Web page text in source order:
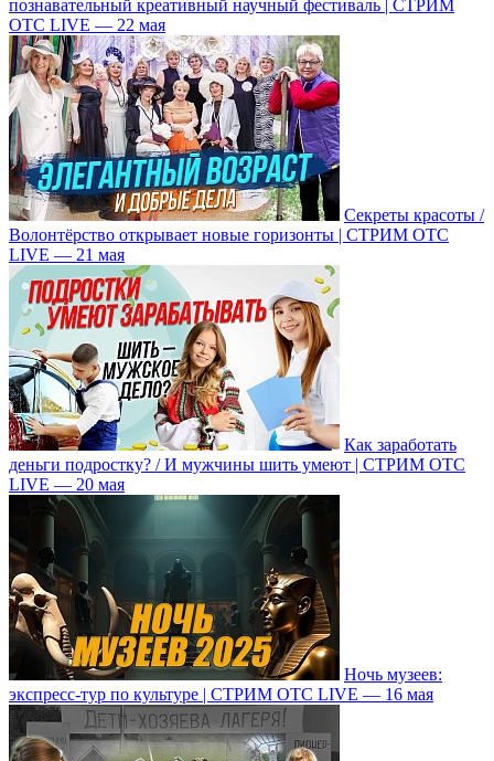
познавательный креативный научный фестиваль | СТРИМ
ОТС LIVE — 22 мая
Секреты красоты /
Волонтёрство открывает новые горизонты | СТРИМ ОТС
LIVE — 21 мая
Как заработать
деньги подростку? / И мужчины шить умеют | СТРИМ ОТС
LIVE — 20 мая
Ночь музеев:
экспресс-тур по культуре | СТРИМ ОТС LIVE — 16 мая